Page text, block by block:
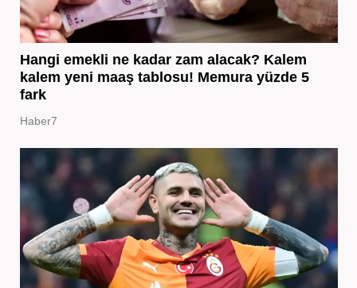
Hangi emekli ne kadar zam alacak? Kalem
kalem yeni maaş tablosu! Memura yüzde 5
fark
Haber7